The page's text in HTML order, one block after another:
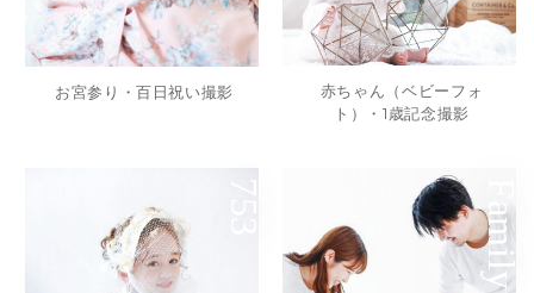
お宮参り・百日祝い撮影
赤ちゃん（ベビーフォ
ト）・1歳記念撮影
Family